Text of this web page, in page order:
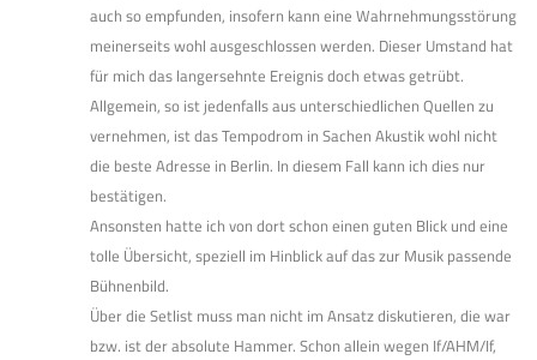
auch so empfunden, insofern kann eine Wahrnehmungsstörung
meinerseits wohl ausgeschlossen werden. Dieser Umstand hat
für mich das langersehnte Ereignis doch etwas getrübt.
Allgemein, so ist jedenfalls aus unterschiedlichen Quellen zu
vernehmen, ist das Tempodrom in Sachen Akustik wohl nicht
die beste Adresse in Berlin. In diesem Fall kann ich dies nur
bestätigen.
Ansonsten hatte ich von dort schon einen guten Blick und eine
tolle Übersicht, speziell im Hinblick auf das zur Musik passende
Bühnenbild.
Über die Setlist muss man nicht im Ansatz diskutieren, die war
bzw. ist der absolute Hammer. Schon allein wegen If/AHM/If,